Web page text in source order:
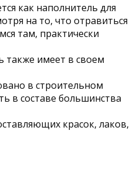
как наполнитель для
на то, что отравиться
там, практически
также имеет в своем
в строительном
в составе большинства
красок, лаков,